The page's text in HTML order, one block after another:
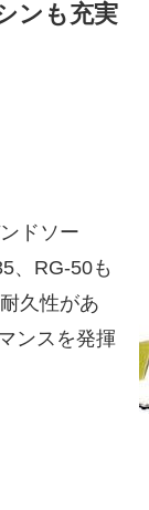
ンも充実
ドソー
、RG-50も
久性があ
ンスを発揮